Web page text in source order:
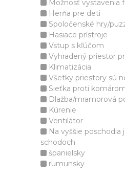
Možnosť vystavenia
Herňa pre deti
Spoločenské hry/
Hasiace prístroje
Vstup s kľúčom
Vyhradený priestor
Klimatizácia
Všetky priestory sú
Sieťka proti
Dlažba/mramorová
Kúrenie
Ventilátor
Na vyššie poschodia
schodoch
španielsky
rumunsky